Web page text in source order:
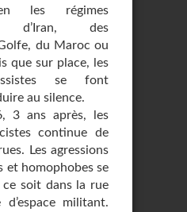
les régimes
d’Iran, des
du Maroc ou
que sur place, les
se font
au silence.
3 ans après, les
continue de
Les agressions
et homophobes se
soit dans la rue
militant.